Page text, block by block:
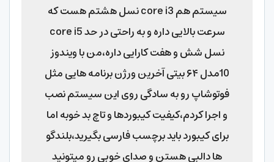
سیستم هم core i3 نسل هشتم هست که
سرعت بالایی داره و به راحتی در حد core i5
نسل شش و هفت کارایی داره،من با ویندوز
10مدل ۶۴ بیتی آخرین ورژن برنامه هایی مثل
فوتوشاپ رو به سادگی روی این سیستم نصب
و اجرا کردم،کیفیت کیبوردها و تاچ بد خوبه اما
برای کیبورد باید برچسب فارسی بگیرید،بلندگو
ها دالبی هستن و صدای خوبی رو میتونید